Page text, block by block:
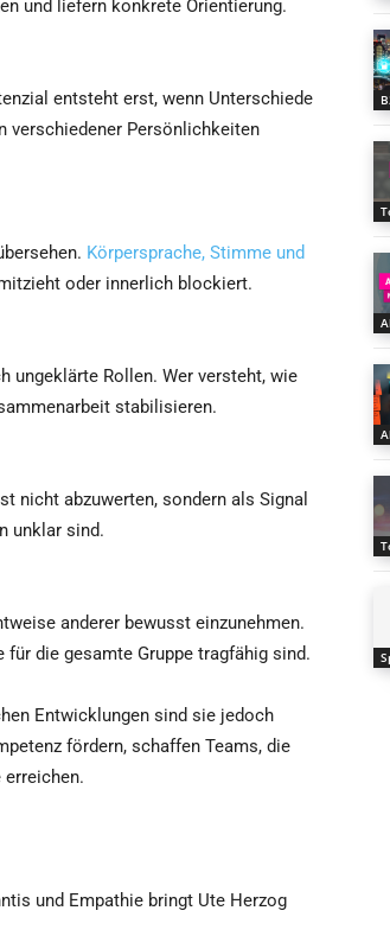
und liefern konkrete Orientierung.
entsteht erst, wenn Unterschiede
verschiedener Persönlichkeiten
Körpersprache, Stimme und
oder innerlich blockiert.
ungeklärte Rollen. Wer versteht, wie
stabilisieren.
nicht abzuwerten, sondern als Signal
unklar sind.
anderer bewusst einzunehmen.
die gesamte Gruppe tragfähig sind.
Entwicklungen sind sie jedoch
fördern, schaffen Teams, die
und Empathie bringt Ute Herzog